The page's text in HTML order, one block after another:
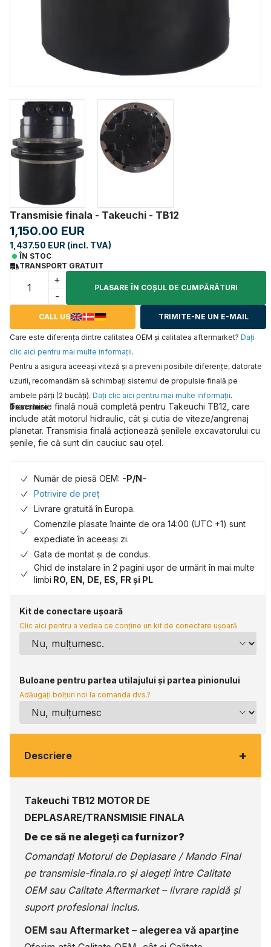
Transmisie finala - Takeuchi - TB12
1,150.00 EUR
1,437.50 EUR (incl. TVA)
ÎN STOC
TRANSPORT GRATUIT
+
-
PLASARE ÎN COŞUL DE CUMPĂRĂTURI
CALL US TRIMITE-NE UN E-MAIL
Care este diferența dintre calitatea OEM și calitatea aftermarket? Daţi
clic aici pentru mai multe informaţii.
Pentru a asigura aceeaşi viteză şi a preveni posibile diferenţe, datorate
uzurii, recomandăm să schimbaţi sistemul de propulsie finală pe
ambele părţi (2 bucăţi). Daţi clic aici pentru mai multe informaţii.
Descriere
Transmisie finală nouă completă pentru Takeuchi TB12, care
include atât motorul hidraulic, cât și cutia de viteze/angrenaj
planetar. Transmisia finală acționează șenilele excavatorului cu
șenile, fie că sunt din cauciuc sau oțel.
Număr de piesă OEM: -P/N-
Potrivire de preț
Livrare gratuită în Europa.
Comenzile plasate înainte de ora 14:00 (UTC +1) sunt
expediate în aceeași zi.
Gata de montat și de condus.
Ghid de instalare în 2 pagini ușor de urmărit în mai multe
limbi RO, EN, DE, ES, FR și PL
Kit de conectare ușoară
Clic aici pentru a vedea ce conține un kit de conectare ușoară
Buloane pentru partea utilajului și partea pinionului
Adăugați bolțuri noi la comanda dvs.?
Descriere +
Takeuchi TB12 MOTOR DE
DEPLASARE/TRANSMISIE FINALA
De ce să ne alegeți ca furnizor?
Comandați Motorul de Deplasare / Mando Final
pe transmisie-finala.ro și alegeți între Calitate
OEM sau Calitate Aftermarket – livrare rapidă și
suport profesional inclus.
OEM sau Aftermarket – alegerea vă aparține